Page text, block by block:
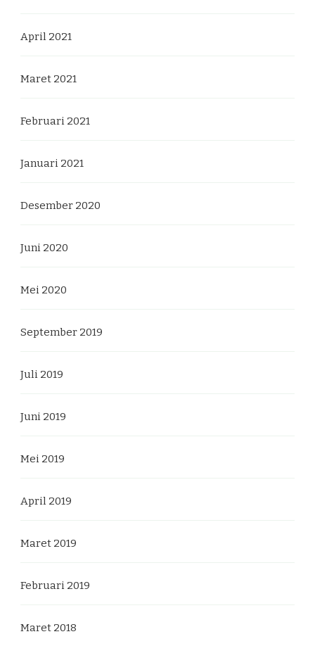
April 2021
Maret 2021
Februari 2021
Januari 2021
Desember 2020
Juni 2020
Mei 2020
September 2019
Juli 2019
Juni 2019
Mei 2019
April 2019
Maret 2019
Februari 2019
Maret 2018